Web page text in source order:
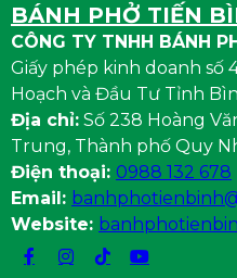
BÁNH PHỞ TIẾN
CÔNG TY TNHH BÁNH
Giấy phép kinh doanh số
Hoạch và Đầu Tư Tỉnh
Địa chỉ: Số 238 Hoàng
Trung, Thành phố Quy
Điện thoại: 0988 132 678
Email:
Website: